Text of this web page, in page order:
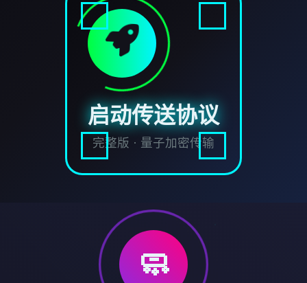
启动传送协议
完整版 · 量子加密传输
🧼